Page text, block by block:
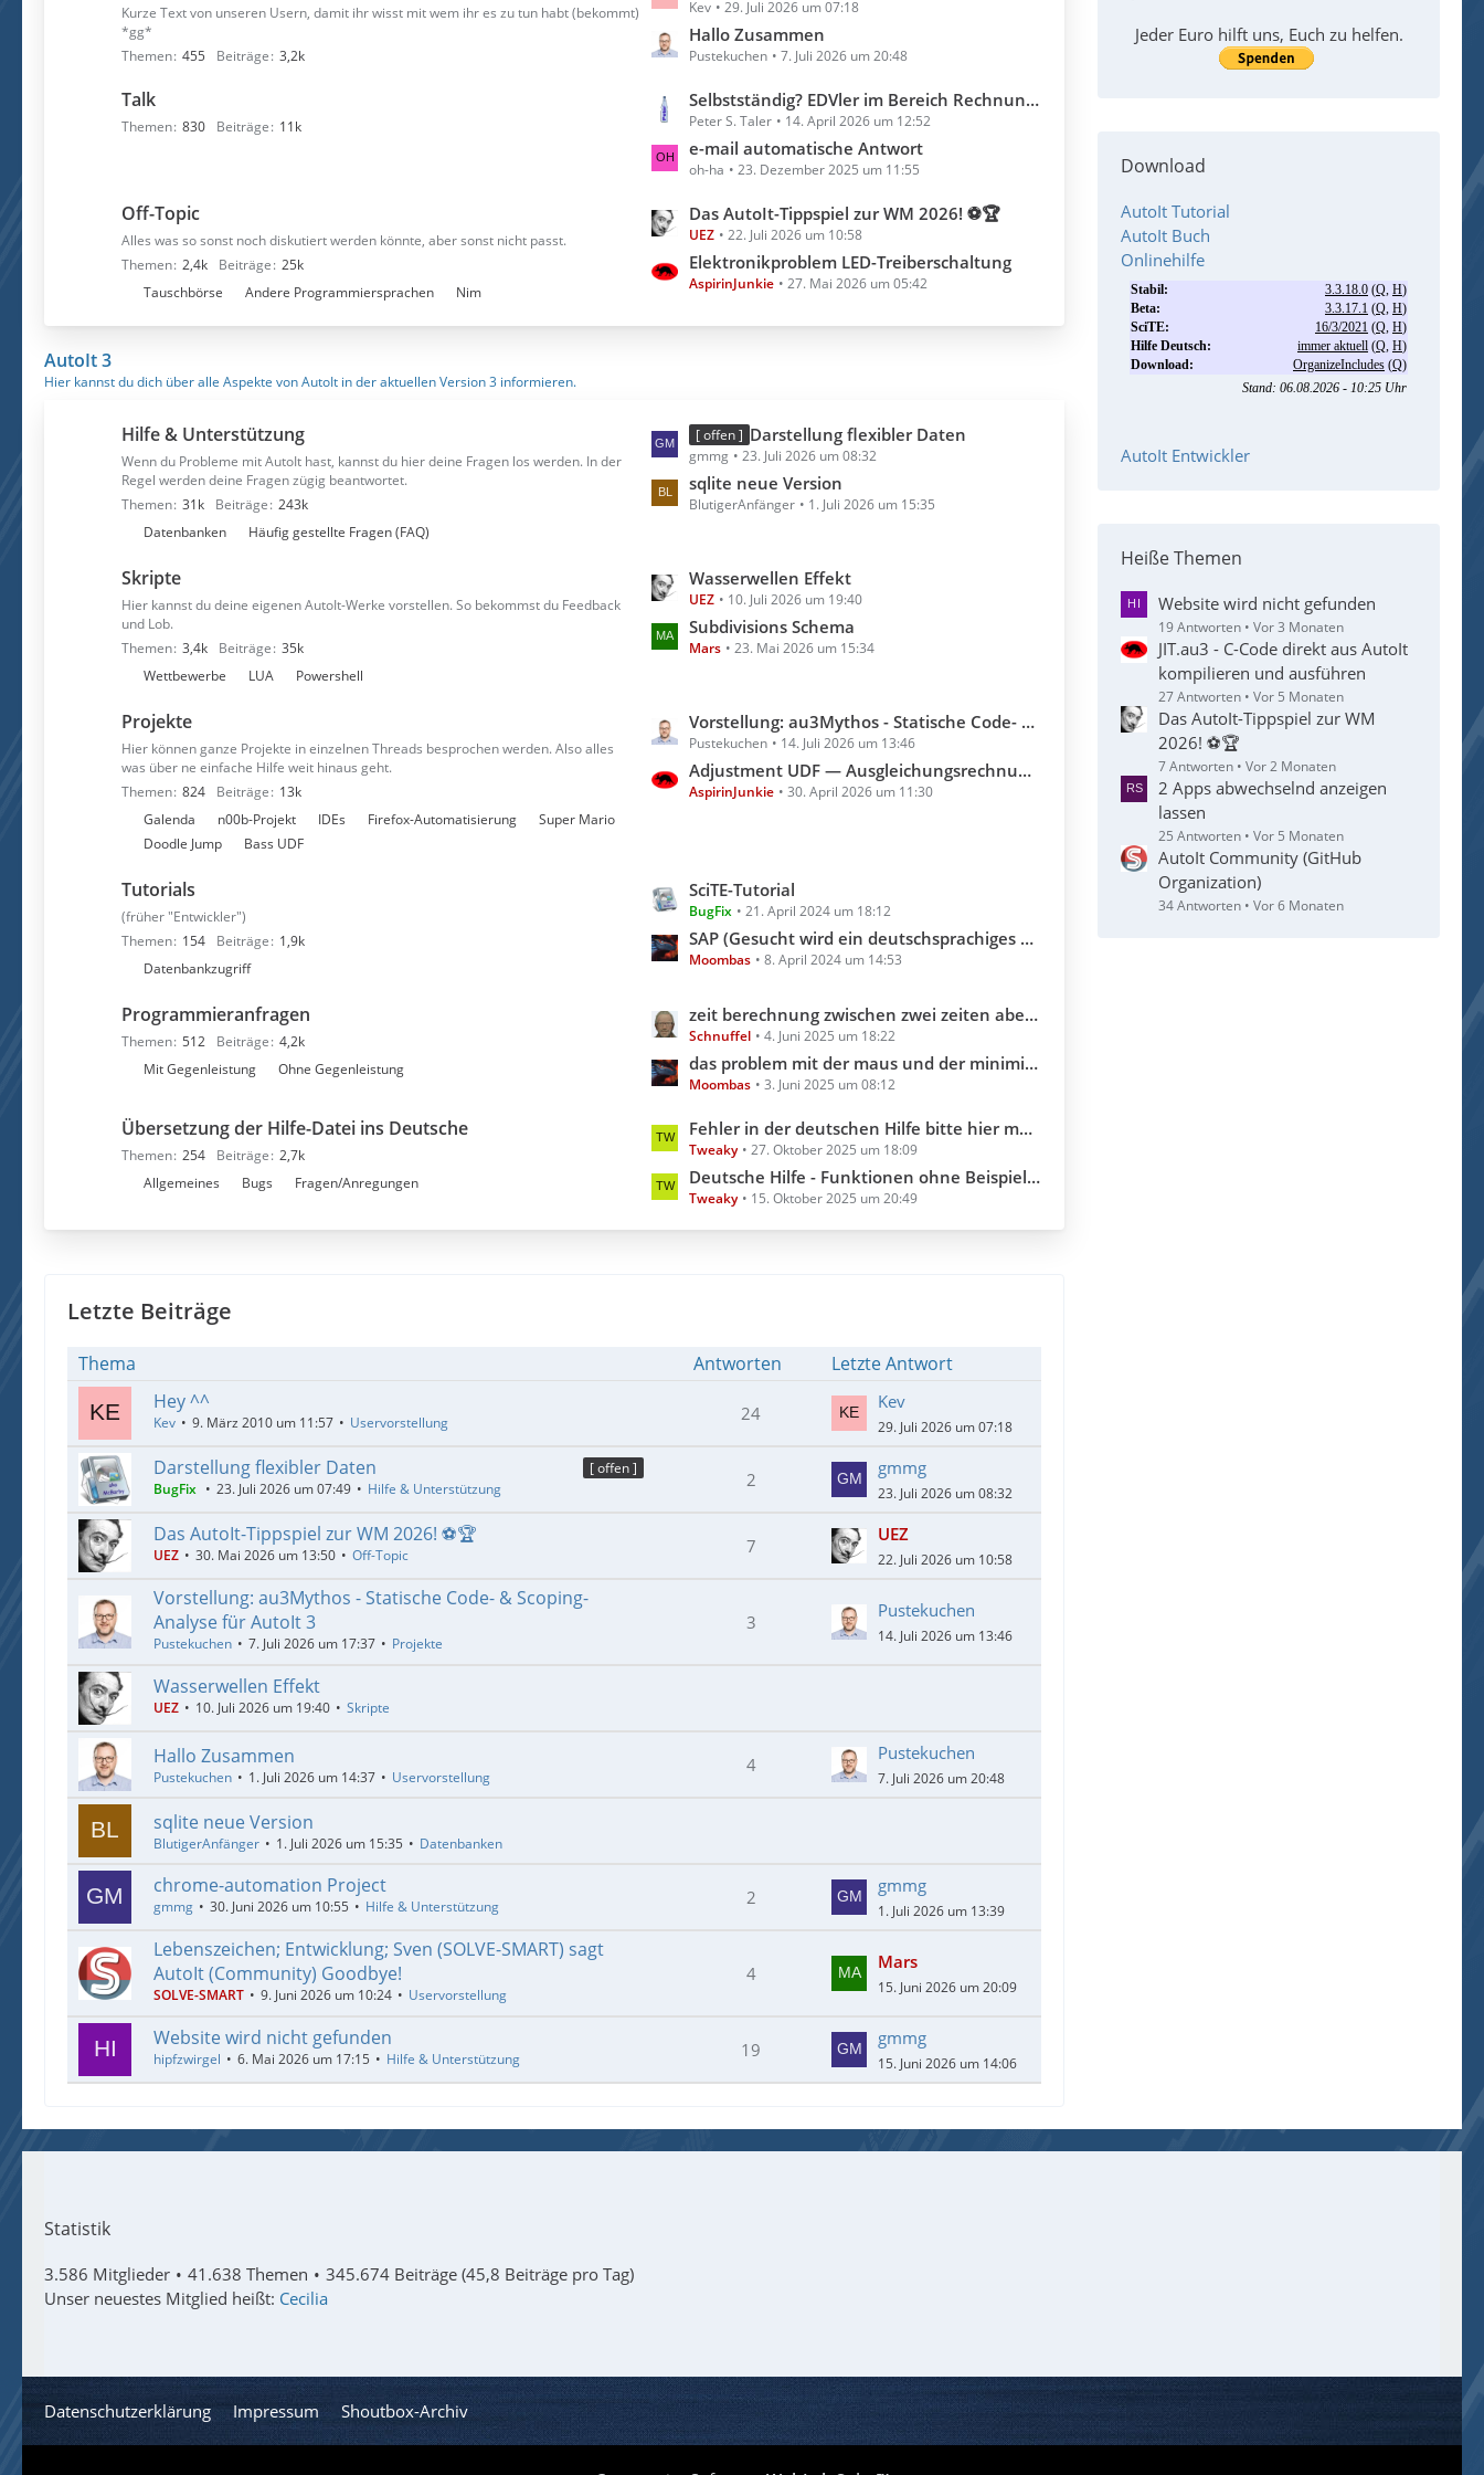
Kurze Text von unseren Usern, damit ihr wisst mit wem ihr es zu tun habt (bekommt)
*gg*
Themen 455 Beiträge 3,2k
e
z
e
e
t
r
g
Kev 29. Juli 2026 um 07:18
Hallo Zusammen
Pustekuchen 7. Juli 2026 um 20:48
Talk
Themen 830 Beiträge 11k
e
t
z
e
e
Selbstständig? EDVler im Bereich Rechnungserstellung?
Peter S. Taler 14. April 2026 um 12:52
e-mail automatische Antwort
oh-ha 23. Dezember 2025 um 11:55
Off-Topic
Alles was so sonst noch diskutiert werden könnte, aber sonst nicht passt.
Themen 2,4k Beiträge 25k
L
e
t
z
t
r
ä
g
Das AutoIt-Tippspiel zur WM 2026! ⚽🏆
UEZ 22. Juli 2026 um 10:58
Elektronikproblem LED-Treiberschaltung
AspirinJunkie 27. Mai 2026 um 05:42
r
o
r
e
n
Tauschbörse Andere Programmiersprachen Nim
AutoIt 3
Hier kannst du dich über alle Aspekte von AutoIt in der aktuellen Version 3 informieren.
Hilfe & Unterstützung
Wenn du Probleme mit AutoIt hast, kannst du hier deine Fragen los werden. In der
Regel werden deine Fragen zügig beantwortet.
Themen 31k Beiträge 243k
L
e
t
z
B
e
i
t
g
e
[ offen ] Darstellung flexibler Daten
gmmg 23. Juli 2026 um 08:32
sqlite neue Version
BlutigerAnfänger 1. Juli 2026 um 15:35
t
e
r
f
e
n
Datenbanken Häufig gestellte Fragen (FAQ)
Skripte
Hier kannst du deine eigenen AutoIt-Werke vorstellen. So bekommst du Feedback
und Lob.
Themen 3,4k Beiträge 35k
L
e
t
z
B
e
i
e
Wasserwellen Effekt
UEZ 10. Juli 2026 um 19:40
Subdivisions Schema
Mars 23. Mai 2026 um 15:34
t
e
r
f
n
Wettbewerbe LUA Powershell
Projekte
Hier können ganze Projekte in einzelnen Threads besprochen werden. Also alles
was über ne einfache Hilfe weit hinaus geht.
Themen 824 Beiträge 13k
L
e
t
z
e
i
t
r
g
e
Vorstellung: au3Mythos - Statische Code- & Scoping-Analyse für AutoIt 3
Pustekuchen 14. Juli 2026 um 13:46
Adjustment UDF — Ausgleichungsrechnung für AutoIt
AspirinJunkie 30. April 2026 um 11:30
e
r
f
e
n
Galenda n00b-Projekt IDEs Firefox-Automatisierung
Super Mario
Doodle Jump
Bass UDF
Tutorials
(früher "Entwickler")
Themen 154 Beiträge 1,9k
L
e
t
z
e
B
e
i
r
ä
g
e
SciTE-Tutorial
BugFix 21. April 2024 um 18:12
SAP (Gesucht wird ein deutschsprachiges Tutorial für AutoIt mit SAP)
Moombas 8. April 2024 um 14:53
t
e
o
r
e
Datenbankzugriff
Programmieranfragen
Themen 512 Beiträge 4,2k
L
e
t
z
e
e
t
zeit berechnung zwischen zwei zeiten aber inklusive millisekunden
Schnuffel 4. Juni 2025 um 18:22
das problem mit der maus und der minimierung
Moombas 3. Juni 2025 um 08:12
t
e
r
Mit Gegenleistung Ohne Gegenleistung
Übersetzung der Hilfe-Datei ins Deutsche
Themen 254 Beiträge 2,7k
L
e
t
z
t
Fehler in der deutschen Hilfe bitte hier melden (Hilfedatei 3.3.18.0 2025.10.04)
Tweaky 27. Oktober 2025 um 18:09
Deutsche Hilfe - Funktionen ohne Beispiel (Hilfedatei 3.3.18.0)
Tweaky 15. Oktober 2025 um 20:49
t
f
e
Allgemeines Bugs Fragen/Anregungen
Letzte Beiträge
Thema Antworten
Letzte Antwort
Hey ^^
Kev 9. März 2010 um 11:57 Uservorstellung 24
Kev
29. Juli 2026 um 07:18
[ offen ]
Darstellung flexibler Daten
BugFix 23. Juli 2026 um 07:49 Hilfe & Unterstützung 2
gmmg
23. Juli 2026 um 08:32
Das AutoIt-Tippspiel zur WM 2026! ⚽🏆
UEZ 30. Mai 2026 um 13:50 Off-Topic 7
UEZ
22. Juli 2026 um 10:58
Vorstellung: au3Mythos - Statische Code- & Scoping-
Analyse für AutoIt 3
Pustekuchen 7. Juli 2026 um 17:37 Projekte
3
Pustekuchen
14. Juli 2026 um 13:46
Wasserwellen Effekt
UEZ 10. Juli 2026 um 19:40 Skripte
Hallo Zusammen
Pustekuchen 1. Juli 2026 um 14:37 Uservorstellung
4
Pustekuchen
7. Juli 2026 um 20:48
sqlite neue Version
BlutigerAnfänger 1. Juli 2026 um 15:35 Datenbanken
chrome-automation Project
gmmg 30. Juni 2026 um 10:55 Hilfe & Unterstützung 2
gmmg
1. Juli 2026 um 13:39
Lebenszeichen; Entwicklung; Sven (SOLVE-SMART) sagt
AutoIt (Community) Goodbye!
SOLVE-SMART 9. Juni 2026 um 10:24 Uservorstellung
4
Mars
15. Juni 2026 um 20:09
Website wird nicht gefunden
hipfzwirgel 6. Mai 2026 um 17:15 Hilfe & Unterstützung 19
gmmg
15. Juni 2026 um 14:06
Jeder Euro hilft uns, Euch zu helfen.
Download
AutoIt Tutorial
AutoIt Buch
Onlinehilfe
AutoIt Entwickler
Heiße Themen
Website wird nicht gefunden
19 Antworten Vor 3 Monaten
JIT.au3 - C-Code direkt aus AutoIt
kompilieren und ausführen
27 Antworten Vor 5 Monaten
Das AutoIt-Tippspiel zur WM
2026! ⚽🏆
7 Antworten Vor 2 Monaten
2 Apps abwechselnd anzeigen
lassen
25 Antworten Vor 5 Monaten
AutoIt Community (GitHub
Organization)
34 Antworten Vor 6 Monaten
Statistik
3.586 Mitglieder 41.638 Themen
345.674 Beiträge (45,8 Beiträge pro Tag)
Unser neuestes Mitglied heißt: Cecilia
Datenschutzerklärung Impressum Shoutbox-Archiv